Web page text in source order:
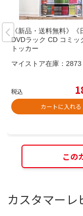
《新品・送料無料》《
DVDラック CD コミッ
トッカー
マイストア在庫： 2873
税込
カートに入れる
この
カスタマーレ